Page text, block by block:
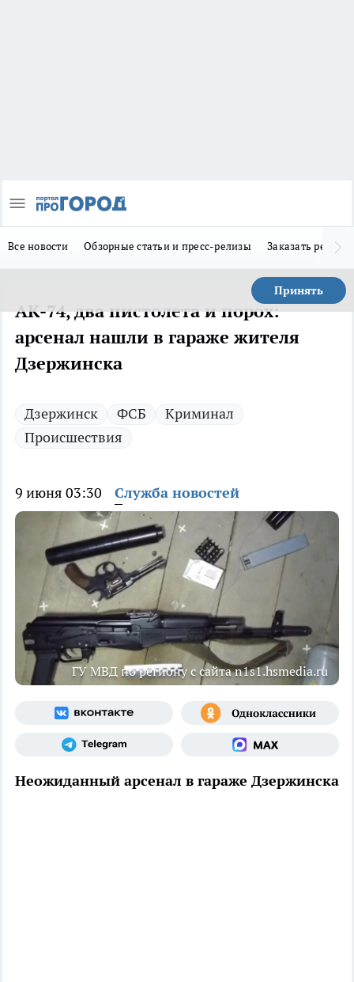
Все новости Обзорные статьи и пресс-релизы Заказать
Принять
АК-74, два пистолета и порох:
арсенал нашли в гараже жителя
Дзержинска
Дзержинск ФСБ
Криминал
Происшествия
9 июня 03:30 Служба новостей
ГУ МВД по региону с сайта n1s1.hsmedia.ru
Неожиданный арсенал в гараже Дзержинска